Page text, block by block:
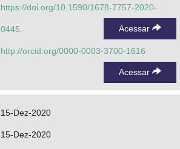
https://doi.org/10.1590/1678-7757-2020-
0445. Acessar
http://orcid.org/0000-0003-3700-1616
Acessar
15-Dez-2020
15-Dez-2020